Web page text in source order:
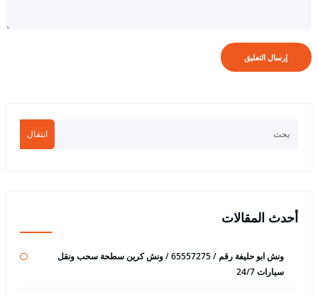
انتقال
أحدث المقالات
ونش ابو حليفة رقم / 65557275 / ونش كرين سطحة سحب ونقل
سيارات 24/7